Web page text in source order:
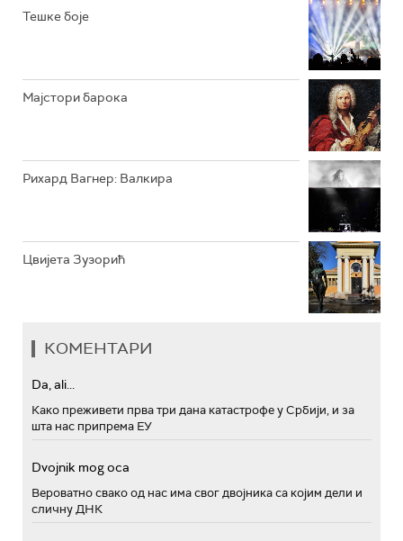
РАДИО ЏЕЗЕР
Тешке боје
Мајстори барока
Рихард Вагнер: Валкира
Цвијета Зузорић
КОМЕНТАРИ
Da, ali...
Како преживети прва три дана катастрофе у Србији, и за
шта нас припрема ЕУ
Dvojnik mog oca
Вероватно свако од нас има свог двојника са којим дели и
сличну ДНК